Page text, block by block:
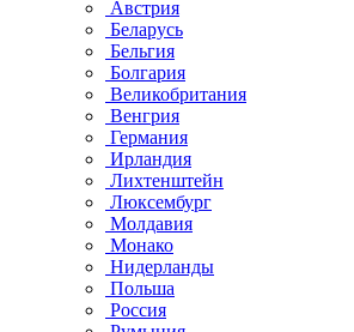
Австрия
Беларусь
Бельгия
Болгария
Великобритания
Венгрия
Германия
Ирландия
Лихтенштейн
Люксембург
Молдавия
Монако
Нидерланды
Польша
Россия